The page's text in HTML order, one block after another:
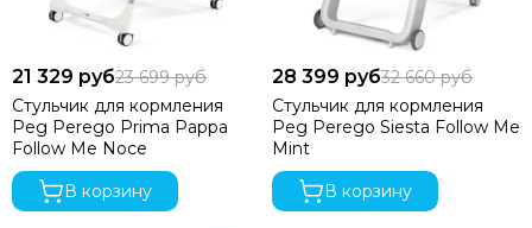
21 329 руб23 699 руб
Стульчик для кормления
Peg Perego Prima Pappa
Follow Me Noce
В корзину
28 399 руб32 660 руб
Стульчик для кормления
Peg Perego Siesta Follow Me
Mint
В корзину